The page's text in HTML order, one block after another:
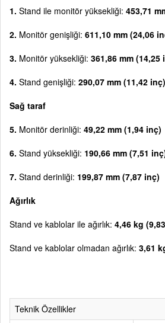
1. Stand ile monitör yüksekliği: 453,71
2. Monitör genişliği: 611,10 mm (24,06
3. Monitör yüksekliği: 361,86 mm (14,25
4. Stand genişliği: 290,07 mm (11,42 inç)
Sağ taraf
5. Monitör derinliği: 49,22 mm (1,94 inç)
6. Stand yüksekliği: 190,66 mm (7,51
7. Stand derinliği: 199,87 mm (7,87 inç)
Ağırlık
Stand ve kablolar ile ağırlık: 4,46 kg
Stand ve kablolar olmadan ağırlık: 3,61
Teknik Özellikler